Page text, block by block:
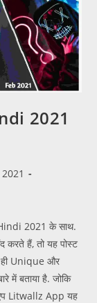
2021
2021 के साथ.
करते हैं, तो यह पोस्ट
ही Unique और
बताया है. जोकि
Litwallz App यह